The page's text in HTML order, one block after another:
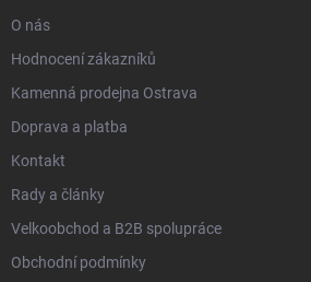
O nás
Hodnocení zákazníků
Kamenná prodejna Ostrava
Doprava a platba
Kontakt
Rady a články
Velkoobchod a B2B spolupráce
Obchodní podmínky